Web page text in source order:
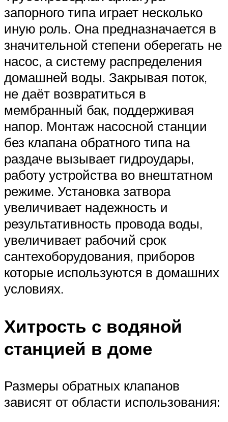
запорного типа играет несколько
иную роль. Она предназначается в
значительной степени оберегать не
насос, а систему распределения
домашней воды. Закрывая поток,
не даёт возвратиться в
мембранный бак, поддерживая
напор. Монтаж насосной станции
без клапана обратного типа на
раздаче вызывает гидроудары,
работу устройства во внештатном
режиме. Установка затвора
увеличивает надежность и
результативность провода воды,
увеличивает рабочий срок
сантехоборудования, приборов
которые используются в домашних
условиях.
Хитрость с водяной
станцией в доме
Размеры обратных клапанов
зависят от области использования: